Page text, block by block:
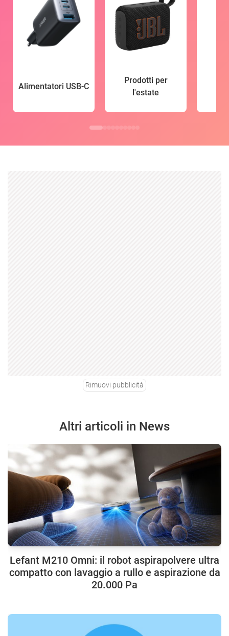
Alimentatori USB-C
Prodotti per
l'estate
Rimuovi pubblicità
Altri articoli in News
Lefant M210 Omni: il robot aspirapolvere ultra
compatto con lavaggio a rullo e aspirazione da
20.000 Pa